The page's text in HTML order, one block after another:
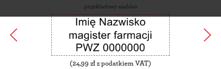
przykładowy szablon
(24,99 zł z podatkiem VAT)